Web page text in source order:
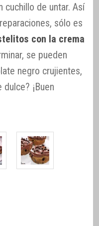
cuchillo de untar. Así
sólo es
con la crema
se pueden
negro crujientes,
¡Buen